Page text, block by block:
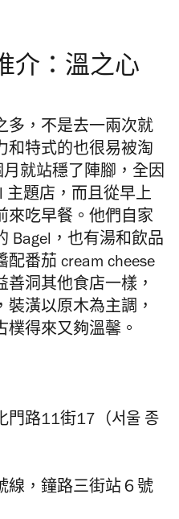
介：溫之心
多，不是去一兩次就
和特式的也很易被淘
就站穩了陣腳，全因
主題店，而且從早上
來吃早餐。他們自家
Bagel，也有湯和飲品
番茄 cream cheese
洞其他食店一樣，
潢以原木為主調，
樸得來又夠溫馨。
門路11街17（서울 종
線，鐘路三街站６號